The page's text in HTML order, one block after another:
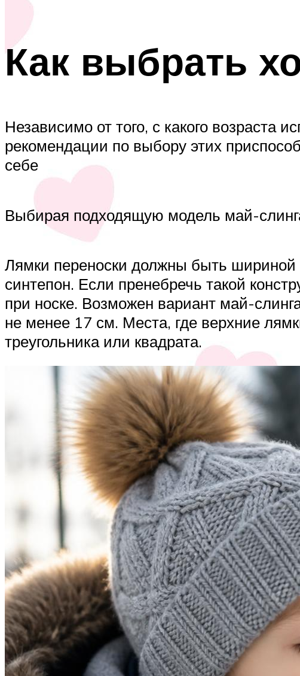
Как выбрать
Независимо от того, с какого возраста
рекомендации по выбору этих
себе
Выбирая подходящую модель май-
Лямки переноски должны быть
синтепон. Если пренебречь такой
при носке. Возможен вариант май-
не менее 17 см. Места, где верхние
треугольника или квадрата.